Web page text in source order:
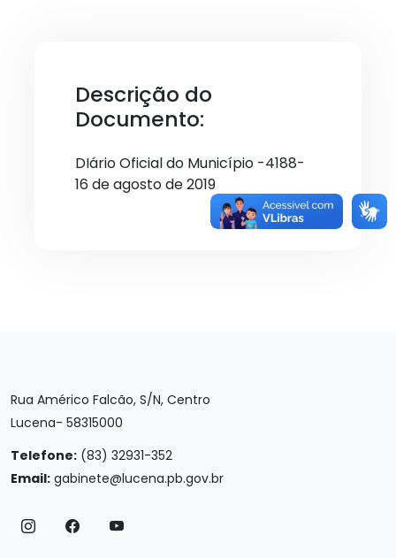
Descrição do
Documento:
DIário Oficial do Município -4188-
16 de agosto de 2019
Rua Américo Falcão, S/N, Centro
Lucena- 58315000
Telefone: (83) 32931-352
Email: gabinete@lucena.pb.gov.br